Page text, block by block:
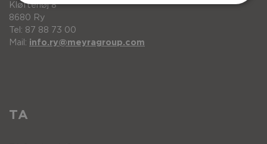
Pos. Beskrivelse
Kløftehøj 8
8680 Ry
Tel: 87 88 73 00
Mail: info.ry@meyragroup.com
TA